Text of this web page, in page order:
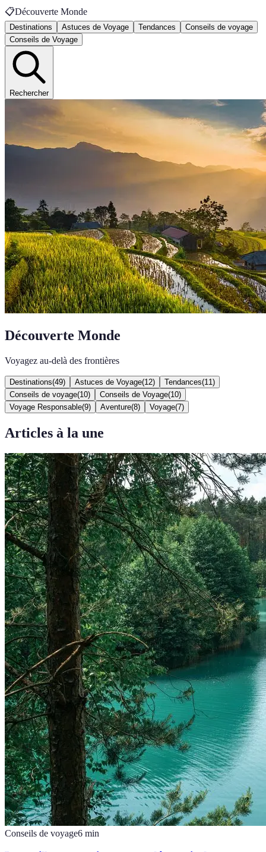
📋Découverte Monde
Destinations Astuces de Voyage Tendances
Conseils de voyage
Conseils de Voyage
Rechercher
Découverte Monde
Voyagez au-delà des frontières
Destinations(49) Astuces de Voyage(12) Tendances(11 )
Conseils de voyage(10) Conseils de Voyage(10)
Voyage Responsable(9) Aventure(8) Voyage(7)
Articles à la une
Conseils de voyage6 min